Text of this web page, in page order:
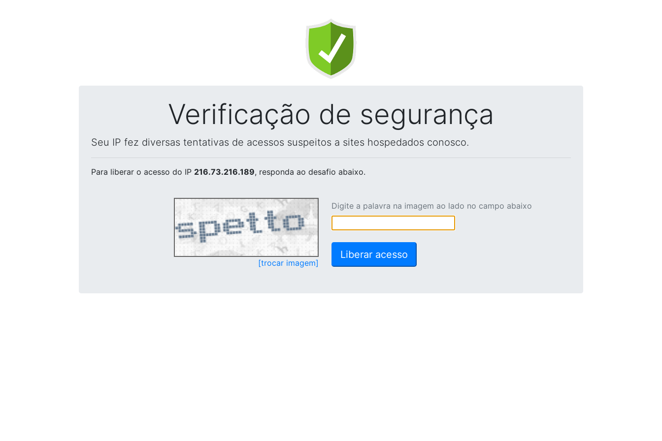
Verificação de segurança
Seu IP fez diversas tentativas de acessos suspeitos a sites hospedados conosco.
Para liberar o acesso do IP 216.73.216.189, responda ao desafio abaixo.
[trocar imagem]
Digite a palavra na imagem ao lado no campo abaixo